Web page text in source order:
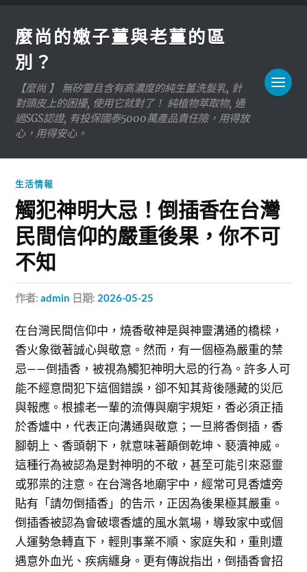
麼尚的嫩子薑與老薑的區
別？
【麼尚 】 無矽靈且含有高濃度的純生薑洗髮乳, 針
對頭皮上的困擾, 使用它就對了！ 純植物萃取物, 通
過SGS認證, 有投保國泰5000萬產品責任險，用得放
心，用得安心。
生活情報
觸犯神明大忌！倒插香在台灣
民間信仰的嚴重後果，你不可
不知
作者:admin 日期: 2026-05-25
在台灣民間信仰中，燒香敬神是與神靈溝通的橋樑，
香火象徵著誠心與敬意。然而，有一個極為嚴重的禁
忌——倒插香，被視為觸犯神明大忌的行為。許多人可
能不經意間犯下這個錯誤，卻不知其背後隱藏的災厄
與報應。根據老一輩的流傳與廟宇規矩，香必須正插
於香爐中，代表正向溝通與敬意；一旦將香倒插，香
腳朝上、香頭朝下，就意味著顛倒乾坤、褻瀆神威。
這種行為被認為是對神明的不敬，甚至可能引來惡靈
或邪祟的注意。在台灣各地廟宇中，經常可見香爐旁
貼有「請勿倒插香」的告示，正因為後果極其嚴重。
倒插香被認為會破壞香爐的風水氣場，導致家中或個
人運勢急轉直下，輕則事業不順、家庭失和，重則遭
遇意外血光、疾病纏身。更有傳說指出，倒插香會招